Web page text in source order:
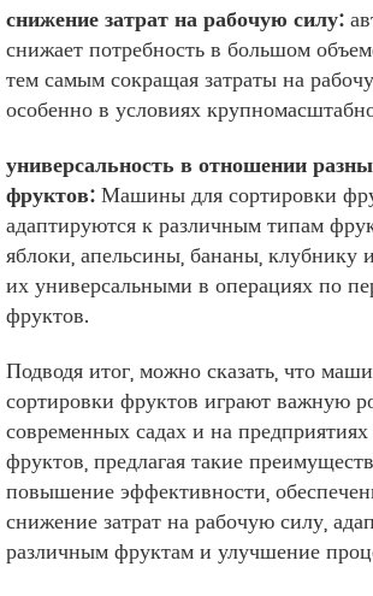
снижение затрат на рабочую силу:
снижает потребность в большом
тем самым сокращая затраты на
особенно в условиях
универсальность в отношении
фруктов:Машины для сортировки
адаптируются к различным типам
яблоки, апельсины, бананы, клубнику
их универсальными в операциях по
фруктов.
Подводя итог, можно сказать, что
сортировки фруктов играют важную
современных садах и на
фруктов, предлагая такие
повышение эффективности,
снижение затрат на рабочую силу,
различным фруктам и улучшение